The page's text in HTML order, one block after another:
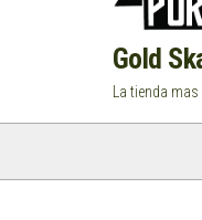
Gold
La tienda